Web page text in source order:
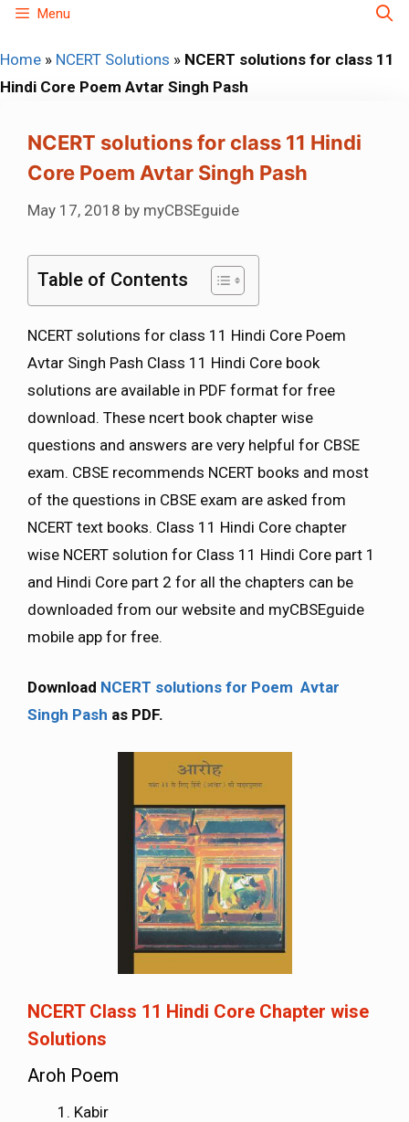
Skip
content
Menu
Home » NCERT Solutions » NCERT solutions for class 11
Hindi Core Poem Avtar Singh Pash
NCERT solutions for class 11 Hindi
Core Poem Avtar Singh Pash
May 17, 2018 by myCBSEguide
Table of Contents
NCERT solutions for class 11 Hindi Core Poem
Avtar Singh Pash Class 11 Hindi Core book
solutions are available in PDF format for free
download. These ncert book chapter wise
questions and answers are very helpful for CBSE
exam. CBSE recommends NCERT books and most
of the questions in CBSE exam are asked from
NCERT text books. Class 11 Hindi Core chapter
wise NCERT solution for Class 11 Hindi Core part 1
and Hindi Core part 2 for all the chapters can be
downloaded from our website and myCBSEguide
mobile app for free.
Download NCERT solutions for Poem Avtar
Singh Pash as PDF.
NCERT Class 11 Hindi Core Chapter wise
Solutions
Aroh Poem
Kabir